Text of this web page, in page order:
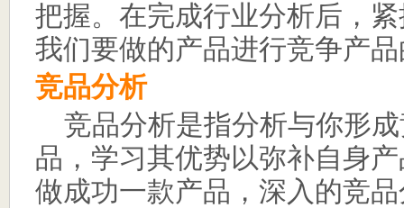
把握。在完成行业分析后，
我们要做的产品进行竞争产
竞品分析
竞品分析是指分析与你形
品，学习其优势以弥补自身
做成功一款产品，深入的竞